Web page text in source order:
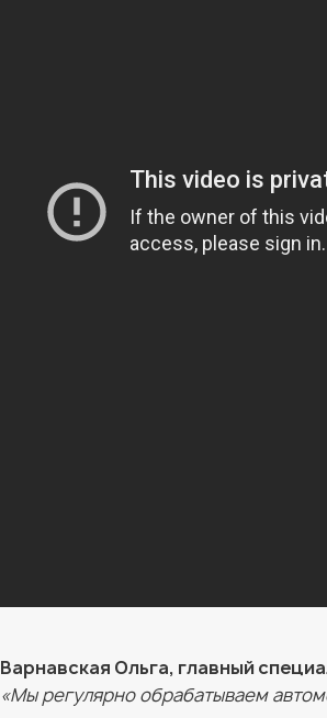
Варнавская Ольга, главный
«Мы регулярно обрабатываем